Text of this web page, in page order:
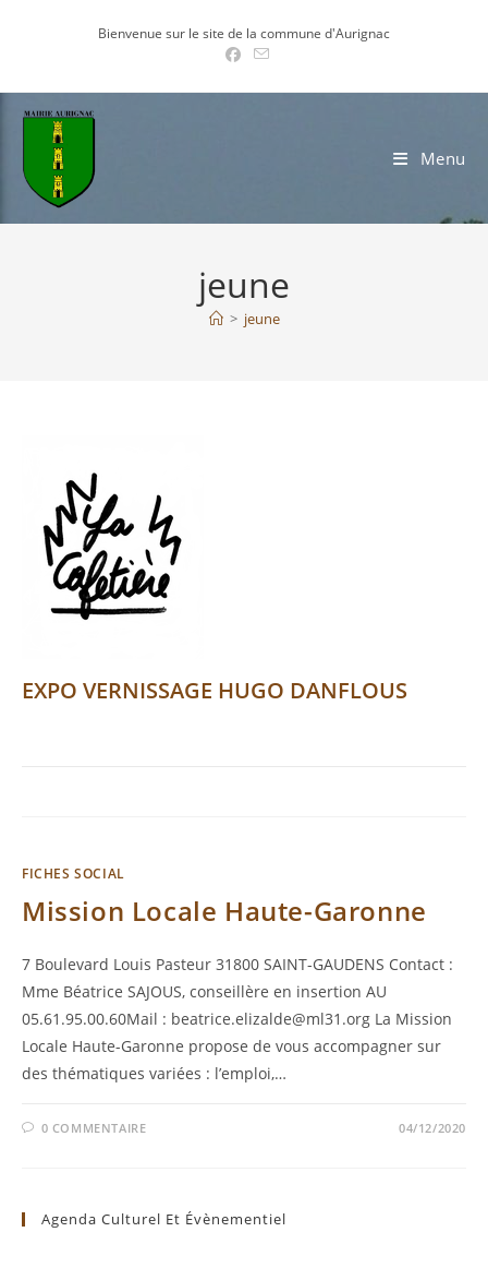
Bienvenue sur le site de la commune d'Aurignac
Menu
jeune
> jeune
EXPO VERNISSAGE HUGO DANFLOUS
FICHES SOCIAL
Mission Locale Haute-Garonne
7 Boulevard Louis Pasteur 31800 SAINT-GAUDENS Contact :
Mme Béatrice SAJOUS, conseillère en insertion AU
05.61.95.00.60Mail : beatrice.elizalde@ml31.org La Mission
Locale Haute-Garonne propose de vous accompagner sur
des thématiques variées : l’emploi,…
0 COMMENTAIRE 04/12/2020
Agenda Culturel Et Évènementiel